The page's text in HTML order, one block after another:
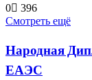
0
396
Смотреть ещё
Народная
ЕАЭС